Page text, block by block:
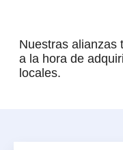
Nuestras alianzas
a la hora de
locales.